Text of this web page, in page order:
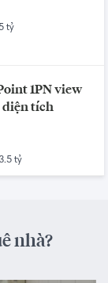
tỷ
1PN view
diện tích
3.5 tỷ
nhà?